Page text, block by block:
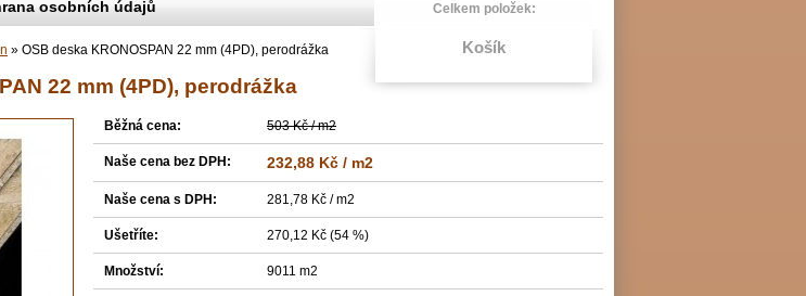
» OSB deska KRONOSPAN 22 mm (4PD), perodrážka
22 mm (4PD), perodrážka
Běžná cena: 503 Kč / m2
Naše cena bez DPH: 232,88 Kč / m2
Naše cena s DPH: 281,78 Kč / m2
Ušetříte: 270,12 Kč (54 %)
Množství: 9011 m2
Celkem položek:
Košík
osobních údajů